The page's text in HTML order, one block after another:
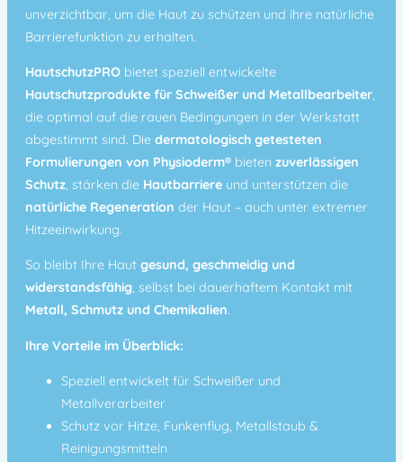
unverzichtbar, um die Haut zu schützen und ihre natürliche
Barrierefunktion zu erhalten.
HautschutzPRO bietet speziell entwickelte
Hautschutzprodukte für Schweißer und Metallbearbeiter,
die optimal auf die rauen Bedingungen in der Werkstatt
abgestimmt sind. Die dermatologisch getesteten
Formulierungen von Physioderm® bieten zuverlässigen
Schutz, stärken die Hautbarriere und unterstützen die
natürliche Regeneration der Haut – auch unter extremer
Hitzeeinwirkung.
So bleibt Ihre Haut gesund, geschmeidig und
widerstandsfähig, selbst bei dauerhaftem Kontakt mit
Metall, Schmutz und Chemikalien.
Ihre Vorteile im Überblick:
Speziell entwickelt für Schweißer und
Metallverarbeiter
Schutz vor Hitze, Funkenflug, Metallstaub &
Reinigungsmitteln